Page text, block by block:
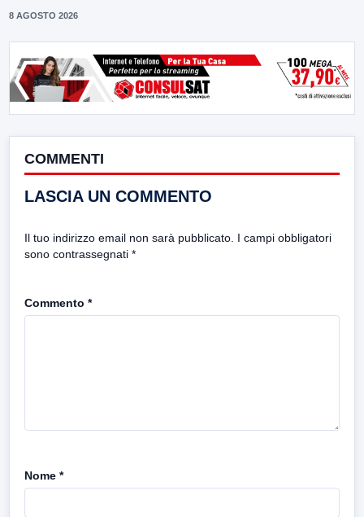
8 AGOSTO 2026
COMMENTI
LASCIA UN COMMENTO
Il tuo indirizzo email non sarà pubblicato. I campi obbligatori
sono contrassegnati *
Commento *
Nome *